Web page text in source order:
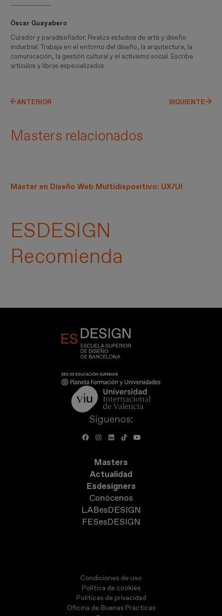
Óscar Guayabero
Curador y paradiseñador. Realiza estudios de arte y diseño
industrial. Trabaja en el entorno del diseño, la arquitectura, la
comunicación, la gestión cultural y el activismo social. Escribe
artículos y libros especializados.
ANTERIOR SIGUIENTE
Masters relacionados
Máster en Diseño Web Multidispositivo: UX/UI
ESDESIGN
Recomienda
Síguenos:
Masters
Actualidad
Esdesigners
Conócenos
LABesDESIGN
FESesDESIGN
Condiciones de uso
Política de cookies
Políticas de privacidad
Oficina de Buenas Prácticas